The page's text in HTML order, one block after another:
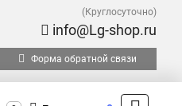
(Круглосуточно)
info@Lg-shop.ru
Форма обратной связи